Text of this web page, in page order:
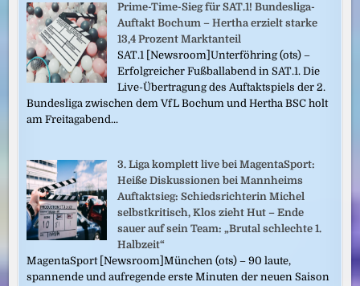
Prime-Time-Sieg für SAT.1! Bundesliga-
Auftakt Bochum – Hertha erzielt starke
13,4 Prozent Marktanteil
SAT.1 [Newsroom]Unterföhring (ots) –
Erfolgreicher Fußballabend in SAT.1. Die
Live-Übertragung des Auftaktspiels der 2.
Bundesliga zwischen dem VfL Bochum und Hertha BSC holt
am Freitagabend...
3. Liga komplett live bei MagentaSport:
Heiße Diskussionen bei Mannheims
Auftaktsieg: Schiedsrichterin Michel
selbstkritisch, Klos zieht Hut – Ende
sauer auf sein Team: „Brutal schlechte 1.
Halbzeit“
MagentaSport [Newsroom]München (ots) – 90 laute,
spannende und aufregende erste Minuten der neuen Saison